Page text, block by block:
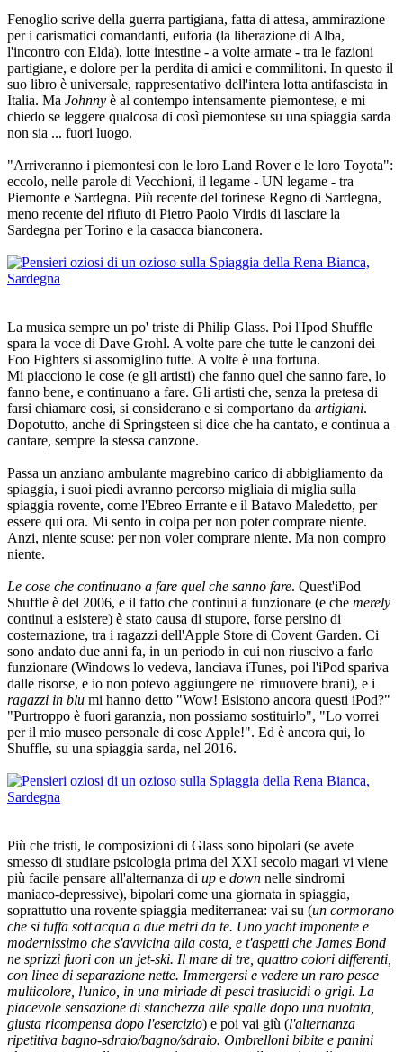
Fenoglio scrive della guerra partigiana, fatta di attesa, ammirazione
per i carismatici comandanti, euforia (la liberazione di Alba,
l'incontro con Elda), lotte intestine - a volte armate - tra le fazioni
partigiane, e dolore per la perdita di amici e commilitoni. In questo il
suo libro è universale, rappresentativo dell'intera lotta antifascista in
Italia. Ma Johnny è al contempo intensamente piemontese, e mi
chiedo se leggere qualcosa di così piemontese su una spiaggia sarda
non sia ... fuori luogo.
"Arriveranno i piemontesi con le loro Land Rover e le loro Toyota":
eccolo, nelle parole di Vecchioni, il legame - UN legame - tra
Piemonte e Sardegna. Più recente del torinese Regno di Sardegna,
meno recente del rifiuto di Pietro Paolo Virdis di lasciare la
Sardegna per Torino e la casacca bianconera.
La musica sempre un po' triste di Philip Glass. Poi l'Ipod Shuffle
spara la voce di Dave Grohl. A volte pare che tutte le canzoni dei
Foo Fighters si assomiglino tutte. A volte è una fortuna.
Mi piacciono le cose (e gli artisti) che fanno quel che sanno fare, lo
fanno bene, e continuano a fare. Gli artisti che, senza la pretesa di
farsi chiamare cosi, si considerano e si comportano da artigiani.
Dopotutto, anche di Springsteen si dice che ha cantato, e continua a
cantare, sempre la stessa canzone.
Passa un anziano ambulante magrebino carico di abbigliamento da
spiaggia, i suoi piedi avranno percorso migliaia di miglia sulla
spiaggia rovente, come l'Ebreo Errante e il Batavo Maledetto, per
essere qui ora. Mi sento in colpa per non poter comprare niente.
Anzi, niente scuse: per non volercomprare niente. Ma non compro
niente.
Le cose che continuano a fare quel che sanno fare. Quest'iPod
Shuffle è del 2006, e il fatto che continui a funzionare (e che merely
continui a esistere) è stato causa di stupore, forse persino di
costernazione, tra i ragazzi dell'Apple Store di Covent Garden. Ci
sono andato due anni fa, in un periodo in cui non riuscivo a farlo
funzionare (Windows lo vedeva, lanciava iTunes, poi l'iPod spariva
dalle risorse, e io non potevo aggiungere ne' rimuovere brani), e i
ragazzi in blu mi hanno detto "Wow! Esistono ancora questi iPod?"
"Purtroppo è fuori garanzia, non possiamo sostituirlo", "Lo vorrei
per il mio museo personale di cose Apple!". Ed è ancora qui, lo
Shuffle, su una spiaggia sarda, nel 2016.
Più che tristi, le composizioni di Glass sono bipolari (se avete
smesso di studiare psicologia prima del XXI secolo magari vi viene
più facile pensare all'alternanza di up e down nelle sindromi
maniaco-depressive), bipolari come una giornata in spiaggia,
soprattutto una rovente spiaggia mediterranea: vai su (un cormorano
che si tuffa sott'acqua a due metri da te. Uno yacht imponente e
modernissimo che s'avvicina alla costa, e t'aspetti che James Bond
ne sprizzi fuori con un jet-ski. Il mare di tre, quattro colori differenti,
con linee di separazione nette. Immergersi e vedere un raro pesce
multicolore, l'unico, in una miriade di pesci traslucidi o grigi. La
piacevole sensazione di stanchezza alle spalle dopo una nuotata,
giusta ricompensa dopo l'esercizio) e poi vai giù (l'alternanza
ripetitiva bagno-sdraio/bagno/sdraio. Ombrelloni bibite e panini